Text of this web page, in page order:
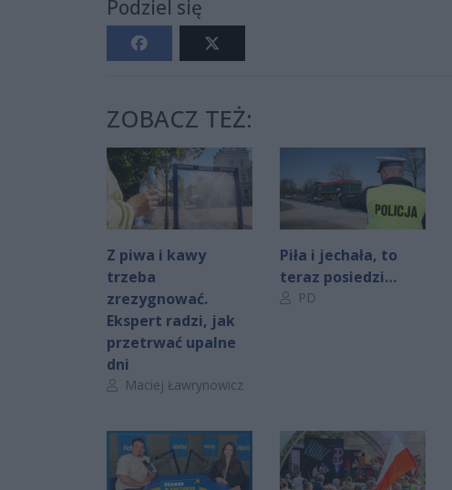
Podziel się
ZOBACZ TEŻ:
Z piwa i kawy
trzeba
zrezygnować.
Ekspert radzi, jak
przetrwać upalne
dni
Autor artykułu:
Maciej Ławrynowicz
Piła i jechała, to
teraz posiedzi…
Autor artykułu:
PD